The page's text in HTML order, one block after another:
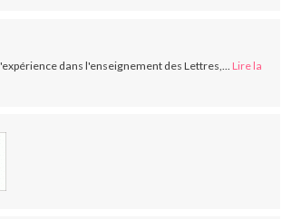
dans l'enseignement des Lettres,... Lire la